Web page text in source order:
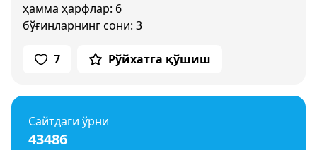
ҳамма ҳарфлар: 6
бўғинларнинг сони: 3
7 Рўйхатга қўшиш
Сайтдаги ўрни
43486